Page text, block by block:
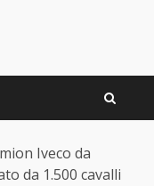
Iveco da
da 1.500 cavalli